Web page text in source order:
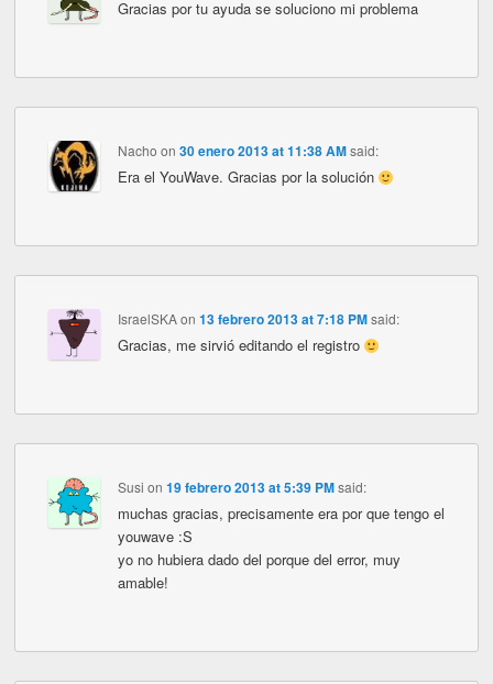
Gracias por tu ayuda se soluciono mi problema
Nacho on 30 enero 2013 at 11:38 AM said:
Era el YouWave. Gracias por la solución
IsraelSKAon 13 febrero 2013 at 7:18 PM said:
Gracias, me sirvió editando el registro
Susi on 19 febrero 2013 at 5:39 PM said:
muchas gracias, precisamente era por que tengo el
youwave :S
yo no hubiera dado del porque del error, muy
amable!